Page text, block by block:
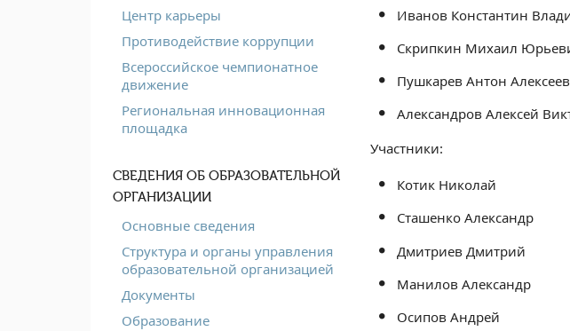
Центр карьеры
Противодействие коррупции
Всероссийское чемпионатное
движение
Региональная инновационная
площадка
СВЕДЕНИЯ ОБ ОБРАЗОВАТЕЛЬНОЙ
ОРГАНИЗАЦИИ
Основные сведения
Структура и органы управления
образовательной организацией
Документы
Образование
Иванов Константин
Скрипкин Михаил
Пушкарев Антон
Александров Алексей
Участники:
Котик Николай
Сташенко Александр
Дмитриев Дмитрий
Манилов Александр
Осипов Андрей